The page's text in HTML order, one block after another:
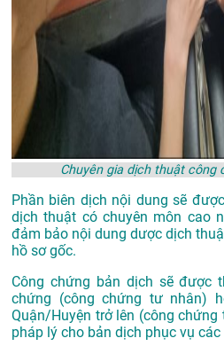
Chuyên gia dịch thuật công
Phần biên dịch nội dung sẽ
dịch thuật có chuyên môn cao
đảm bảo nội dung dược dịch
hồ sơ gốc.
Công chứng bản dịch sẽ được
chứng (công chứng tư nhân)
Quận/Huyện trở lên (công
pháp lý cho bản dịch phục vụ